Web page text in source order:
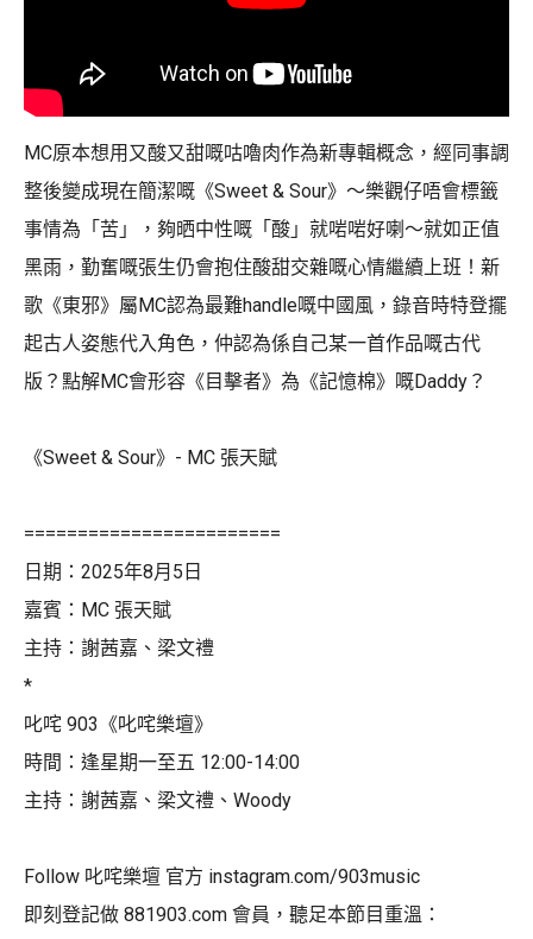
MC原本想用又酸又甜嘅咕嚕肉作為新專輯概念，經同事調
整後變成現在簡潔嘅《Sweet & Sour》～樂觀仔唔會標籤
事情為「苦」，夠晒中性嘅「酸」就啱啱好喇～就如正值
黑雨，勤奮嘅張生仍會抱住酸甜交雜嘅心情繼續上班！新
歌《東邪》屬MC認為最難handle嘅中國風，錄音時特登擺
起古人姿態代入角色，仲認為係自己某一首作品嘅古代
版？點解MC會形容《目擊者》為《記憶棉》嘅Daddy？
《Sweet & Sour》- MC 張天賦
========================
日期：2025年8月5日
嘉賓：MC 張天賦
主持：謝茜嘉、梁文禮
*
叱咤 903《叱咤樂壇》
時間：逢星期一至五 12:00-14:00
主持：謝茜嘉、梁文禮、Woody
Follow 叱咤樂壇 官方 instagram.com/903music
即刻登記做 881903.com 會員，聽足本節目重溫：